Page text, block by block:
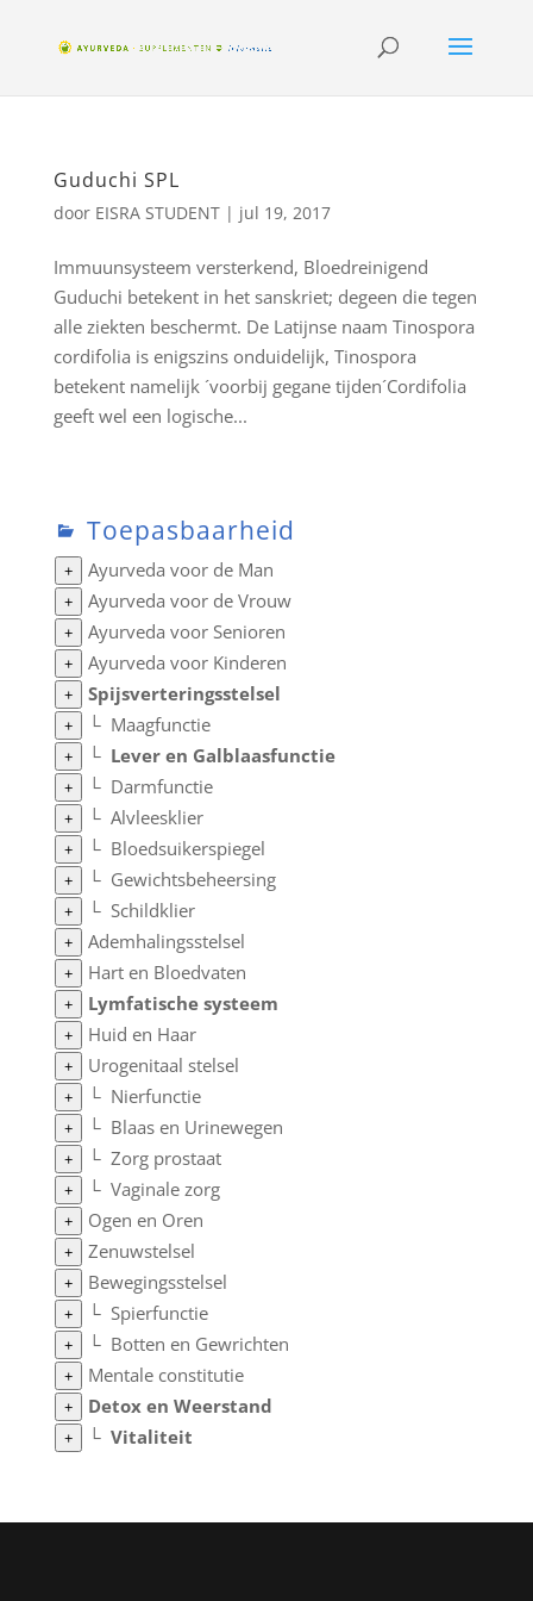
Guduchi SPL
door EISRA STUDENT| jul 19, 2017
Immuunsysteem versterkend, Bloedreinigend
Guduchi betekent in het sanskriet; degeen die tegen
alle ziekten beschermt. De Latijnse naam Tinospora
cordifolia is enigszins onduidelijk, Tinospora
betekent namelijk ´voorbij gegane tijden´Cordifolia
geeft wel een logische...
Toepasbaarheid
+ Ayurveda voor de Man
+ Ayurveda voor de Vrouw
+ Ayurveda voor Senioren
+ Ayurveda voor Kinderen
+ Spijsverteringsstelsel
+ └ Maagfunctie
+ └ Lever en Galblaasfunctie
+ └ Darmfunctie
+ └ Alvleesklier
+ └ Bloedsuikerspiegel
+ └ Gewichtsbeheersing
+ └ Schildklier
+ Ademhalingsstelsel
+ Hart en Bloedvaten
+ Lymfatische systeem
+ Huid en Haar
+ Urogenitaal stelsel
+ └ Nierfunctie
+ └ Blaas en Urinewegen
+ └ Zorg prostaat
+ └ Vaginale zorg
+ Ogen en Oren
+ Zenuwstelsel
+ Bewegingsstelsel
+ └ Spierfunctie
+ └ Botten en Gewrichten
+ Mentale constitutie
+ Detox en Weerstand
+ └ Vitaliteit